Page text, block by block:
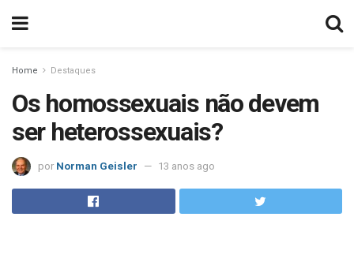
Home Destaques
Os homossexuais não devem
ser heterossexuais?
por Norman Geisler 13 anos ago